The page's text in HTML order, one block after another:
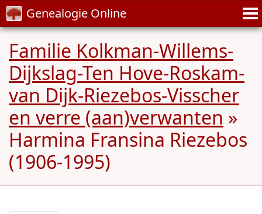
Genealogie Online
Familie Kolkman-Willems-
Dijkslag-Ten Hove-Roskam-
van Dijk-Riezebos-Visscher
en verre (aan)verwanten »
Harmina Fransina Riezebos
(1906-1995)